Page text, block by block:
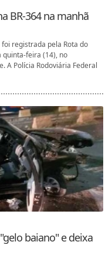
BR-364 na manhã
registrada pela Rota do
quinta-feira (14), no
A Polícia Rodoviária Federal
baiano" e deixa